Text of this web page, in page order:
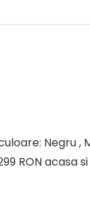
RON acasa